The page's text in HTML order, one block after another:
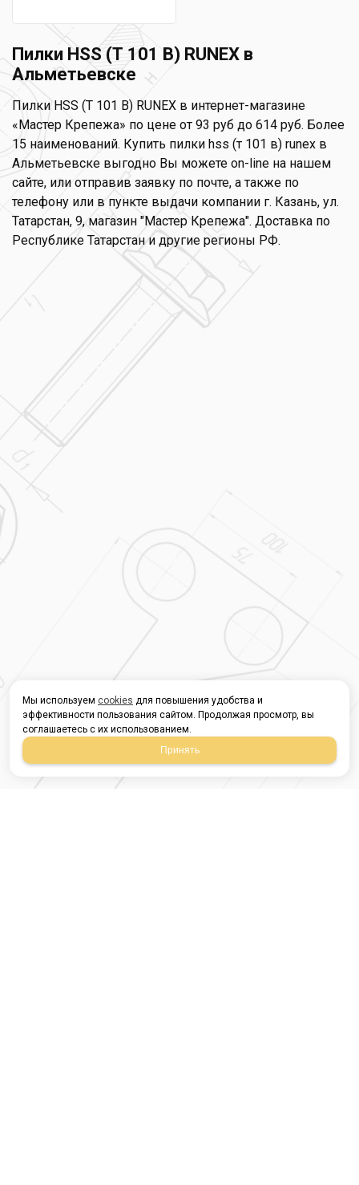
Пилки HSS (Т 101 В) RUNEX в
Альметьевске
Пилки HSS (Т 101 В) RUNEX в интернет-магазине
«Мастер Крепежа» по цене от 93 руб до 614 руб. Более
15 наименований. Купить пилки hss (т 101 в) runex в
Альметьевске выгодно Вы можете on-line на нашем
сайте, или отправив заявку по почте, а также по
телефону или в пункте выдачи компании г. Казань, ул.
Татарстан, 9, магазин "Мастер Крепежа". Доставка по
Республике Татарстан и другие регионы РФ.
Мы используем cookies для повышения удобства и
эффективности пользования сайтом. Продолжая просмотр, вы
соглашаетесь с их использованием.
Принять